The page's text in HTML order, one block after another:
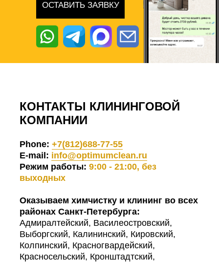
ОСТАВИТЬ ЗАЯВКУ
КОНТАКТЫ КЛИНИНГОВОЙ
КОМПАНИИ
Phone: +7(812)688-77-55
E-mail: info@optimumclean.ru
Режим работы: 9:00 - 21:00, без
выходных
Оказываем химчистку и клининг во всех
районах Санкт-Петербурга:
Адмиралтейский, Василеостровский,
Выборгский, Калининский, Кировский,
Колпинский, Красногвардейский,
Красносельский, Кронштадтский,